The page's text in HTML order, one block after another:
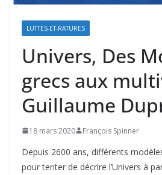
LUTTES-ET-RATURES
Univers, Des
grecs aux
Guillaume
18 mars 2020 François Spinner
Depuis 2600 ans, différents
pour tenter de décrire l’Univers à